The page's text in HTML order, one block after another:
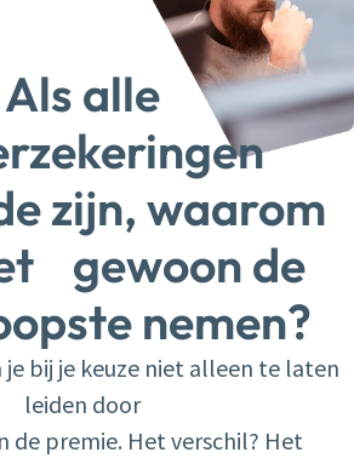
Als alle
zijn, waarom
gewoon de
nemen?
je bij je keuze niet alleen te laten
leiden ​door
de premie. Het verschil? Het